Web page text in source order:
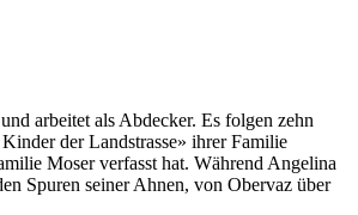
arbeitet als Abdecker. Es folgen zehn
der Landstrasse» ihrer Familie
Moser verfasst hat. Während Angelina
Spuren seiner Ahnen, von Obervaz über